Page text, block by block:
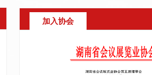
加入协会